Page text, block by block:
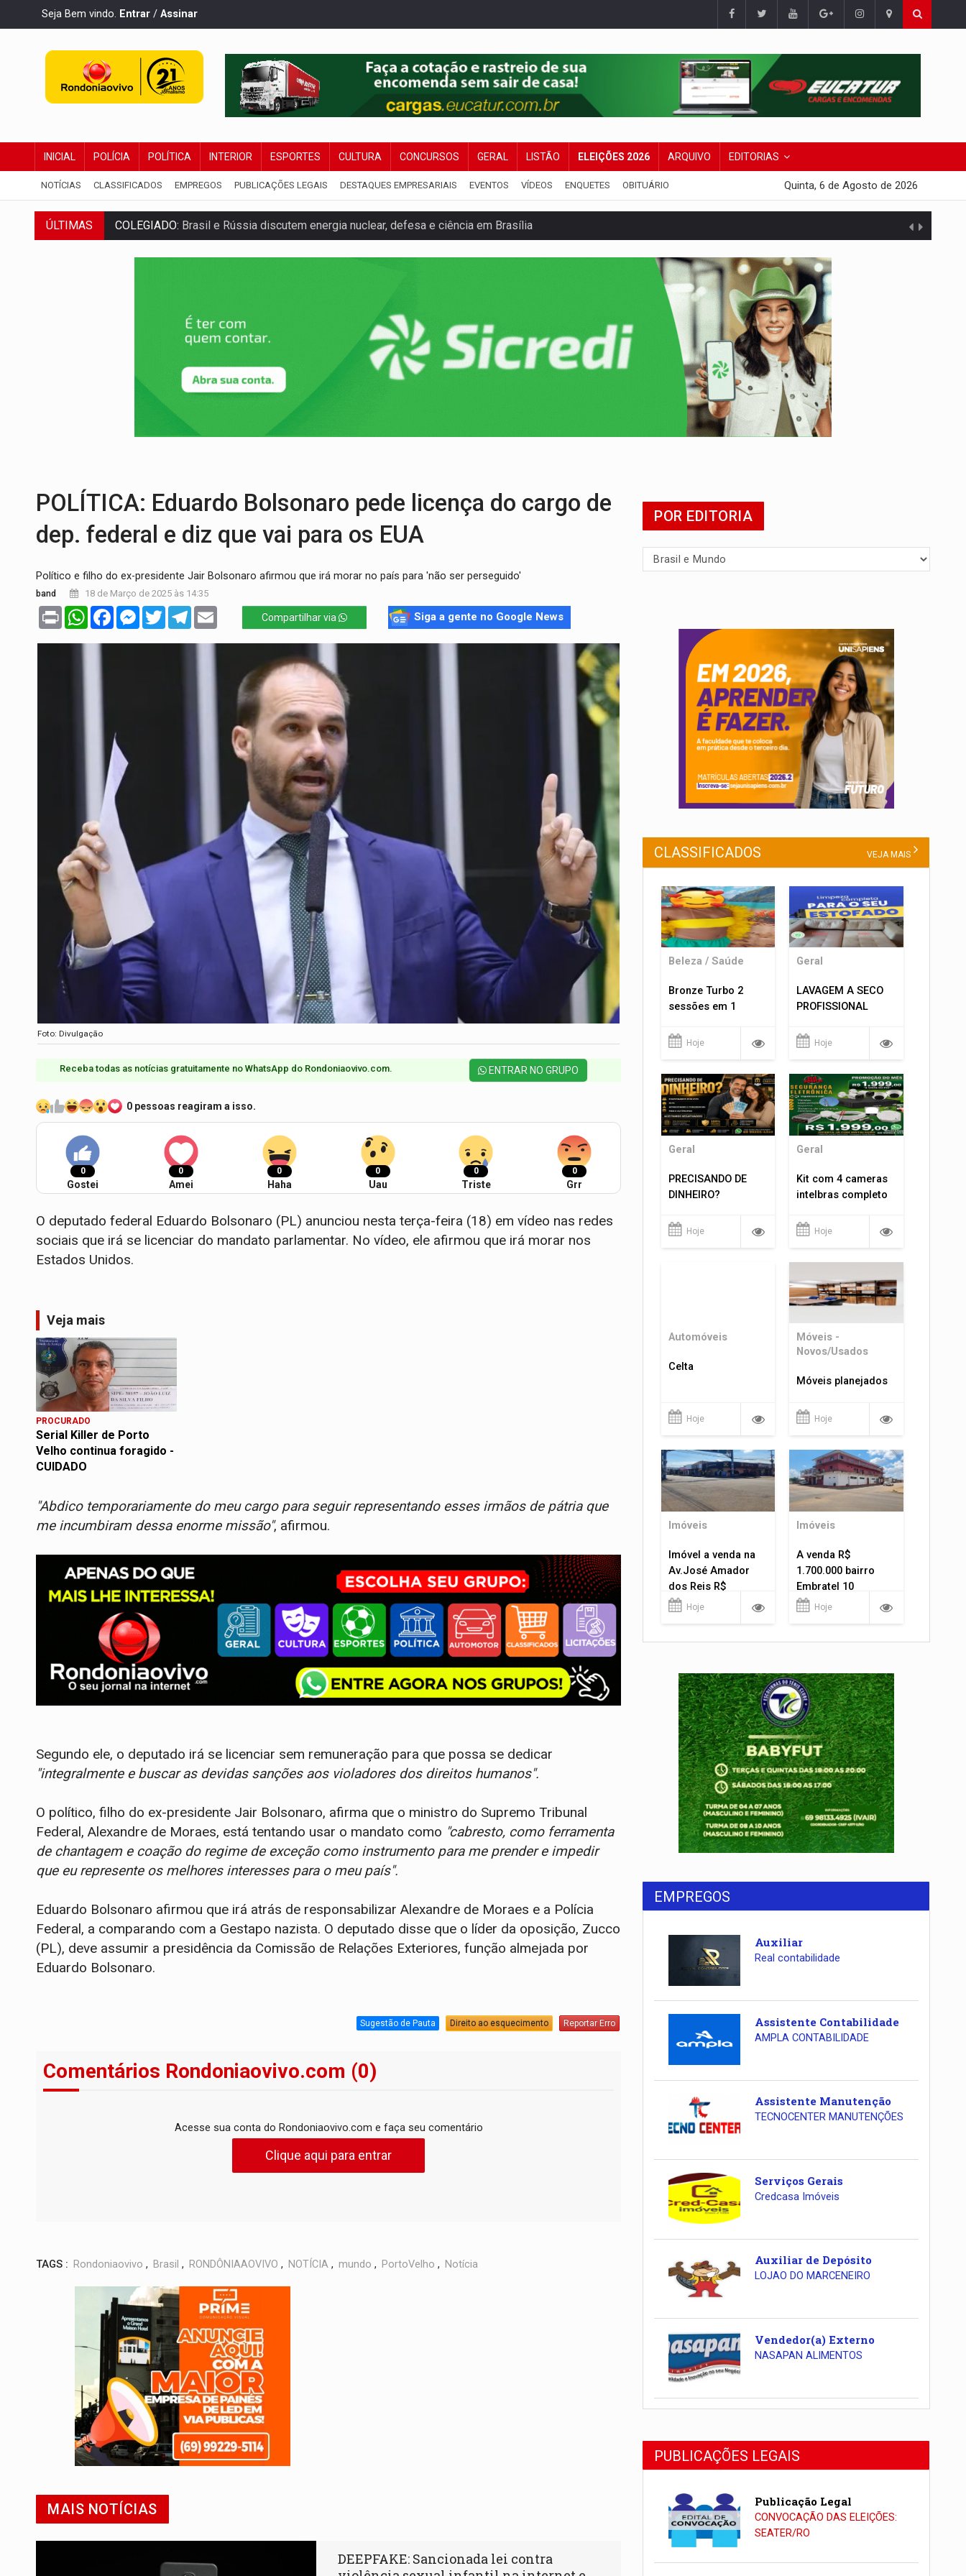
Seja Bem vindo. Entrar / Assinar
INICIAL POLÍCIA POLÍTICA INTERIOR ESPORTES CULTURA CONCURSOS GERAL LISTÃO ELEIÇÕES 2026 ARQUIVO EDITORIAS
NOTÍCIAS CLASSIFICADOS EMPREGOS PUBLICAÇÕES LEGAIS DESTAQUES EMPRESARIAIS EVENTOS VÍDEOS ENQUETES OBITUÁRIO Quinta, 6 de Agosto de 2026
ÚLTIMAS
COLEGIADO:Brasil e Rússia discutem energia nuclear, defesa e ciência em Brasília
URGENTE:Colisão entre caminhão e carro deixa quatro mortos e um em estado grave na BR
Porto Velho tem chances de chuvas isoladas nesta sexta-feira (7)
SINDICATOS UNIDOS:Assembleia Geral delibera greve da educação municipal em Porto Velho
Rondoniaovivo abre oficina de Comunicação com oportunidade de integrar equipe
AGOSTO LILÁS:MPRO lança de portal e promove reflexão sobre trajetória da Lei Maria da Penha
REGULARIZAÇÃO: Refis 2026 segue até o fim do ano para regularização de débitos
ROLIM DE MOURA:Programa da Energisa beneficia 60 famílias com geladeiras e ventiladores novos
POLÍTICA: Eduardo Bolsonaro pede licença do cargo de
dep. federal e diz que vai para os EUA
Político e filho do ex-presidente Jair Bolsonaro afirmou que irá morar no país para 'não ser perseguido'
band 18 de Março de 2025 às 14:35
Print WhatsAppFacebookMessenger
TwitterTelegram Compartilhar via Siga a gente no Google News
Foto: Divulgação
Receba todas as notícias gratuitamente no WhatsApp do Rondoniaovivo.com.​ ENTRAR NO GRUPO
0 pessoas reagiram a isso.
0
Gostei
0
Amei
0
Haha
0
Uau
0
Triste
0
Grr
O deputado federal Eduardo Bolsonaro (PL) anunciou nesta terça-feira (18) em vídeo nas redes
sociais que irá se licenciar do mandato parlamentar. No vídeo, ele afirmou que irá morar nos
Estados Unidos.
Veja mais
PROCURADO
Serial Killer de Porto
Velho continua foragido -
CUIDADO
"Abdico temporariamente do meu cargo para seguir representando esses irmãos de pátria que
me incumbiram dessa enorme missão", afirmou.
Segundo ele, o deputado irá se licenciar sem remuneração para que possa se dedicar
"integralmente e buscar as devidas sanções aos violadores dos direitos humanos".
O político, filho do ex-presidente Jair Bolsonaro, afirma que o ministro do Supremo Tribunal
Federal, Alexandre de Moraes, está tentando usar o mandato como "cabresto, como ferramenta
de chantagem e coação do regime de exceção como instrumento para me prender e impedir
que eu represente os melhores interesses para o meu país".
Eduardo Bolsonaro afirmou que irá atrás de responsabilizar Alexandre de Moraes e a Polícia
Federal, a comparando com a Gestapo nazista. O deputado disse que o líder da oposição, Zucco
(PL), deve assumir a presidência da Comissão de Relações Exteriores, função almejada por
Eduardo Bolsonaro.
Sugestão de Pauta Direito ao esquecimento Reportar Erro
Comentários Rondoniaovivo.com (0)
Acesse sua conta do Rondoniaovivo.com e faça seu comentário
Clique aqui para entrar
TAGS : Rondoniaovivo , Brasil , RONDÔNIAAOVIVO , NOTÍCIA , mundo , PortoVelho , Notícia
MAIS NOTÍCIAS
DEEPFAKE: Sancionada lei contra
POR EDITORIA
CLASSIFICADOS VEJA MAIS
Beleza / Saúde
Bronze Turbo 2
sessões em 1
Hoje
Geral
LAVAGEM A SECO
PROFISSIONAL
Hoje
Geral
PRECISANDO DE
DINHEIRO?
Hoje
Geral
Kit com 4 cameras
intelbras completo
Hoje
Automóveis
Celta
Hoje
Móveis -
Novos/Usados
Móveis planejados
Hoje
Imóveis
Imóvel a venda na
Av.José Amador
dos Reis R$
1.400.000
Hoje
Imóveis
A venda R$
1.700.000 bairro
Embratel 10
apartamentos!
Hoje
EMPREGOS
Auxiliar
Real contabilidade
Assistente Contabilidade
AMPLA CONTABILIDADE
Assistente Manutenção
TECNOCENTER MANUTENÇÕES
Serviços Gerais
Credcasa Imóveis
Auxiliar de Depósito
LOJAO DO MARCENEIRO
Vendedor(a) Externo
NASAPAN ALIMENTOS
PUBLICAÇÕES LEGAIS
Publicação Legal
CONVOCAÇÃO DAS ELEIÇÕES:
SEATER/RO